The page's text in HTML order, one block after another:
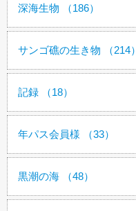
深海生物 （186）
サンゴ礁の生き物 （214）
記録 （18）
年パス会員様 （33）
黒潮の海 （48）